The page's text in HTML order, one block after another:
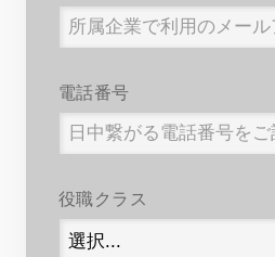
電話番号
役職クラス